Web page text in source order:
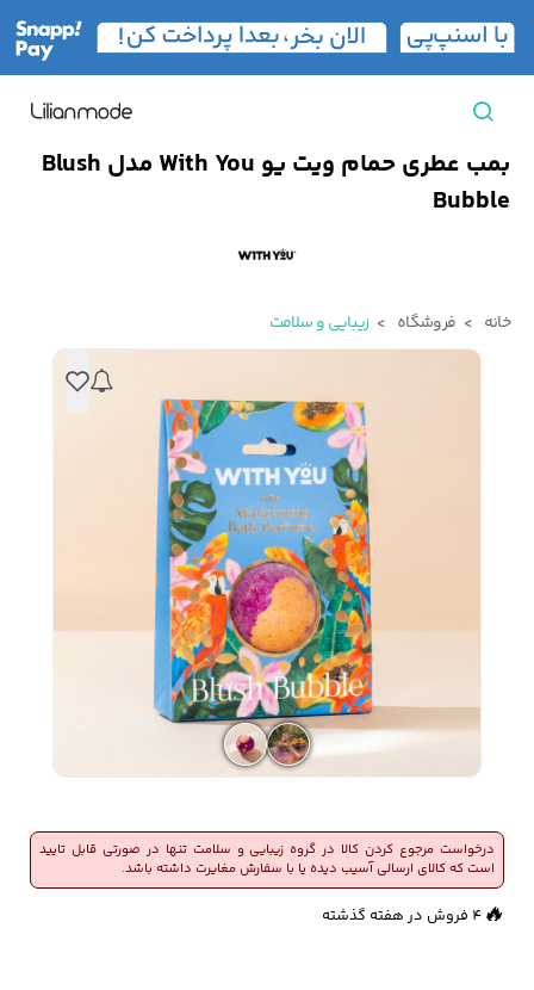
زنانه
خانه و آشپزخانه
مشاهده همه محصولات
بارانی مردانه پالتو مردانه
جوراب مردانه کت مردانه
شلوارک مردانه ژاکت و پلیور مردانه شلوار کتان مردانه
شلوار جین مردانه
شلوار پارچه ای
سویشرت و هودی
مردانه
اکسسوری مردانه پوشت مردانه
بمب عطری حمام ویت یو With You مدل Blush
Bubble
خانه فروشگاه زیبایی و سلامت
درخواست مرجوع کردن کالا در گروه زیبایی و سلامت تنها در صورتی قابل تایید
است که کالای ارسالی آسیب دیده یا با سفارش مغایرت داشته باشد.🔥
👀 483 بازدید در ۲۴ ساعت گذشته